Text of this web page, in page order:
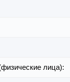
лица):